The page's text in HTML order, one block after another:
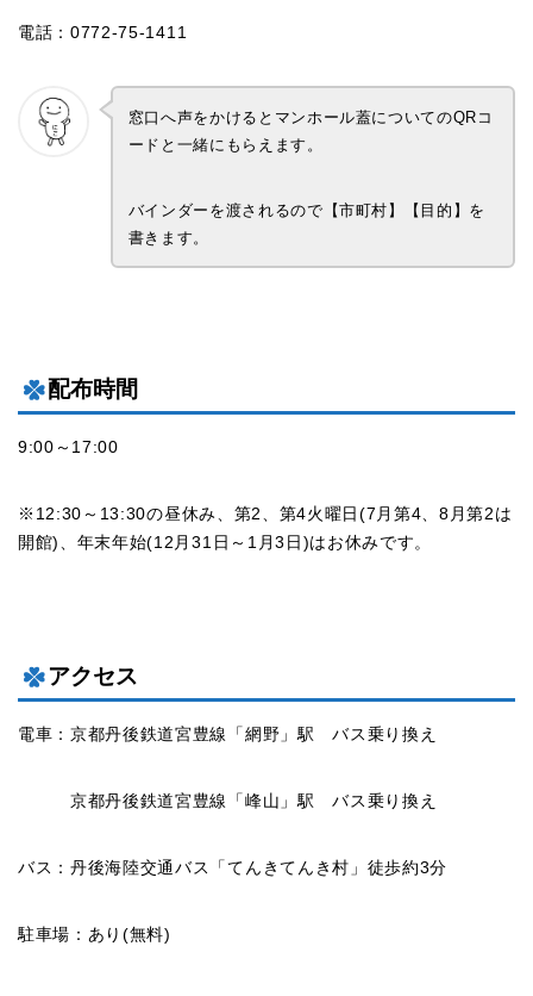
電話：0772-75-1411
窓口へ声をかけるとマンホール蓋についてのQRコ
ードと一緒にもらえます。
バインダーを渡されるので【市町村】【目的】を
書きます。
配布時間
9:00～17:00
※12:30～13:30の昼休み、第2、第4火曜日(7月第4、8月第2は
開館)、年末年始(12月31日～1月3日)はお休みです。
アクセス
電車：京都丹後鉄道宮豊線「網野」駅 バス乗り換え
京都丹後鉄道宮豊線「峰山」駅 バス乗り換え
バス：丹後海陸交通バス「てんきてんき村」徒歩約3分
駐車場：あり(無料)